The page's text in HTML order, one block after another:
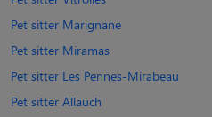
Pet sitter Marignane
Pet sitter Miramas
Pet sitter Les Pennes-Mirabeau
Pet sitter Allauch